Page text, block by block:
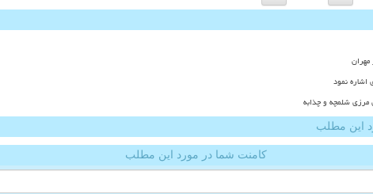
این مطلب
کامنت شما در مورد این مطلب